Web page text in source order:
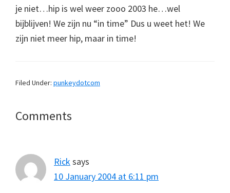
je niet…hip is wel weer zooo 2003 he…wel
bijblijven! We zijn nu “in time” Dus u weet het! We
zijn niet meer hip, maar in time!
Filed Under: punkeydotcom
Reader
Comments
Ricksays
10 January 2004 at 6:11 pm